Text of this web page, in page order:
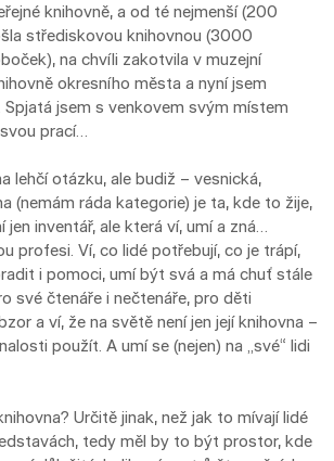
knihovně, a od té nejmenší (200
střediskovou knihovnou (3000
na chvíli zakotvila v muzejní
okresního města a nyní jsem
Spjatá jsem s venkovem svým místem
prací…
lehčí otázku, ale budiž – vesnická,
(nemám ráda kategorie) je ta, kde to žije,
jen inventář, ale která ví, umí a zná…
profesi. Ví, co lidé potřebují, co je trápí,
i pomoci, umí být svá a má chuť stále
své čtenáře i nečtenáře, pro děti
a ví, že na světě není jen její knihovna –
použít. A umí se (nejen) na „své“ lidi
Určitě jinak, než jak to mívají lidé
tedy měl by to být prostor, kde